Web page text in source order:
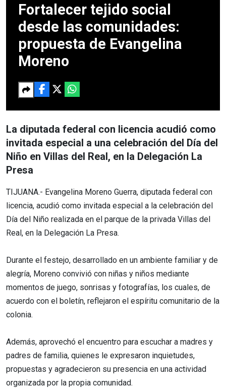
Fortalecer tejido social
desde las comunidades:
propuesta de Evangelina
Moreno
La diputada federal con licencia acudió como
invitada especial a una celebración del Día del
Niño en Villas del Real, en la Delegación La
Presa
TIJUANA.- Evangelina Moreno Guerra, diputada federal con
licencia, acudió como invitada especial a la celebración del
Día del Niño realizada en el parque de la privada Villas del
Real, en la Delegación La Presa.
Durante el festejo, desarrollado en un ambiente familiar y de
alegría, Moreno convivió con niñas y niños mediante
momentos de juego, sonrisas y fotografías, los cuales, de
acuerdo con el boletín, reflejaron el espíritu comunitario de la
colonia.
Además, aprovechó el encuentro para escuchar a madres y
padres de familia, quienes le expresaron inquietudes,
propuestas y agradecieron su presencia en una actividad
organizada por la propia comunidad.